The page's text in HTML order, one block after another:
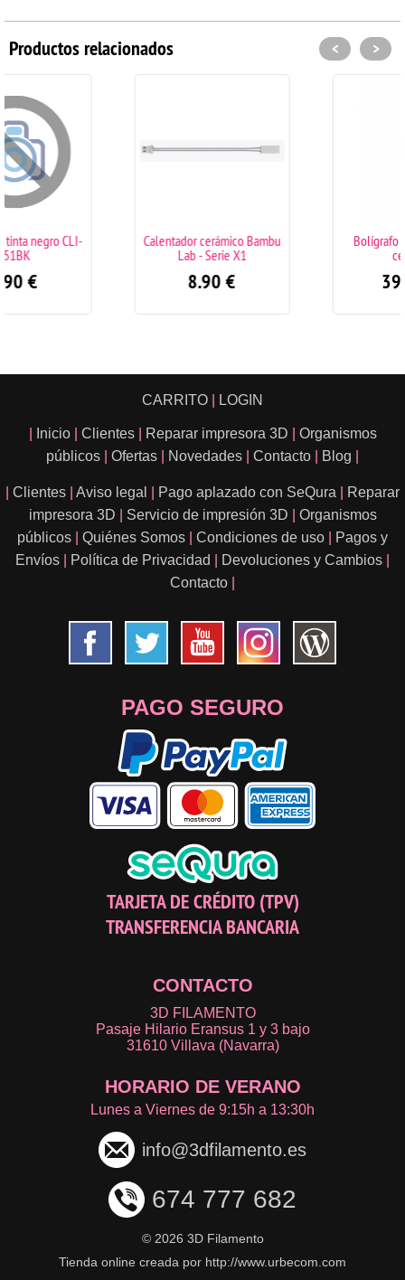
Productos relacionados
Calentador cerámico Bambu
Bolígrafo 3D color azul
< >
CARRITO LOGIN
Inicio Clientes Reparar impresora 3D
Organismos
públicos
Ofertas Novedades Contacto Blog
Clientes Aviso legal Pago aplazado con SeQura
Reparar
impresora 3D
Servicio de impresión 3D
Organismos
públicos
Quiénes Somos Condiciones de uso
Pagos y
Envíos
Política de Privacidad Devoluciones y Cambios
Contacto
PAGO SEGURO
TARJETA DE CRÉDITO (TPV)
TRANSFERENCIA BANCARIA
CONTACTO
3D FILAMENTO
Pasaje Hilario Eransus 1 y 3 bajo
31610 Villava (Navarra)
HORARIO DE VERANO
Lunes a Viernes de 9:15h a 13:30h
info@3dfilamento.es
674 777 682
©2026 3D Filamento
Tienda online creada por http://www.urbecom.com